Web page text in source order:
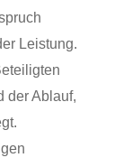
Leistung.
der Ablauf,